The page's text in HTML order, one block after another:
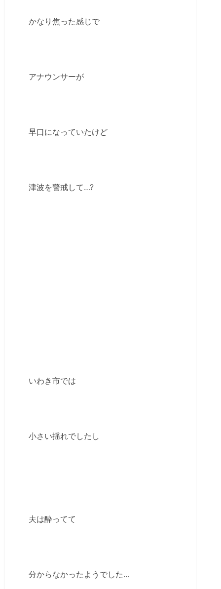
かなり焦った感じで
アナウンサーが
早口になっていたけど
津波を警戒して…?
いわき市では
小さい揺れでしたし
夫は酔ってて
分からなかったようでした…